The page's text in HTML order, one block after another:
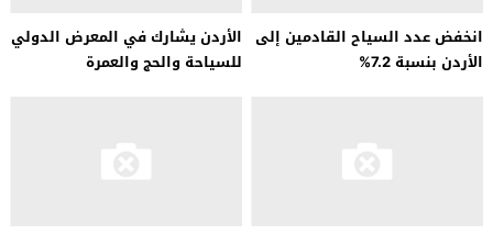
انخفض عدد السياح القادمين إلى
الأردن بنسبة 7.2%
الأردن يشارك في المعرض الدولي
للسياحة والحج والعمرة